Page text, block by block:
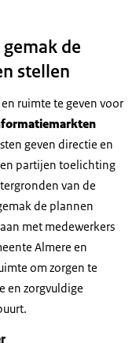
de
stellen
ruimte te geven voor
geven directie en
partijen toelichting
van de
de plannen
met medewerkers
Almere en
om zorgen te
en zorgvuldige